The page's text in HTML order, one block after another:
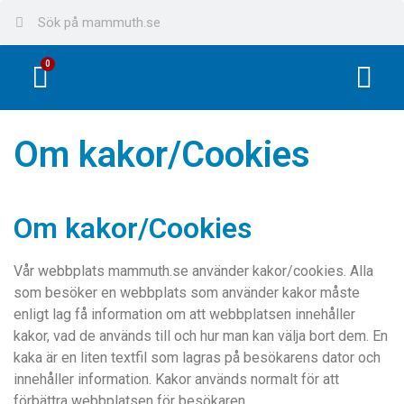
0
Om kakor/Cookies
Om kakor/Cookies
Vår webbplats mammuth.se använder kakor/cookies. Alla
som besöker en webbplats som använder kakor måste
enligt lag få information om att webbplatsen innehåller
kakor, vad de används till och hur man kan välja bort dem. En
kaka är en liten textfil som lagras på besökarens dator och
innehåller information. Kakor används normalt för att